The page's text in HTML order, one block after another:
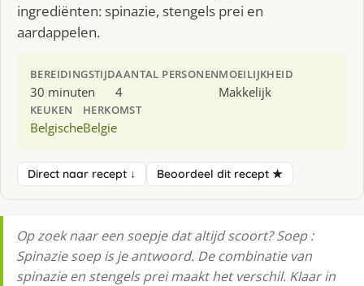
ingrediënten: spinazie, stengels prei en
aardappelen.
BEREIDINGSTIJD
30 minuten
AANTAL PERSONEN
4
MOEILIJKHEID
Makkelijk
KEUKEN
Belgische
HERKOMST
Belgie
Direct naar recept ↓ Beoordeel dit recept ★
Op zoek naar een soepje dat altijd scoort? Soep :
Spinazie soep is je antwoord. De combinatie van
spinazie en stengels prei maakt het verschil. Klaar in